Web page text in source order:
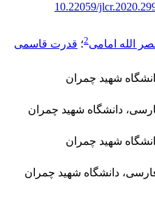
10.22059/
الله امامی2؛ قدرت قاسمی
شهید چمران
دانشگاه شهید چمران
شهید چمران
دانشگاه شهید چمران